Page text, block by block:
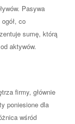
Pasywa
co
sumę, którą
aktywów.
firmy, głównie
poniesione dla
wśród